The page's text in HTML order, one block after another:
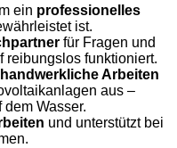
ein professionelles
ist.
für Fragen und
reibungslos funktioniert.
Arbeiten
aus –
Wasser.
und unterstützt bei